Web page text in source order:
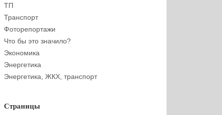
ТП
Транспорт
Фоторепортажи
Что бы это значило?
Экономика
Энергетика
Энергетика, ЖКХ, транспорт
Страницы